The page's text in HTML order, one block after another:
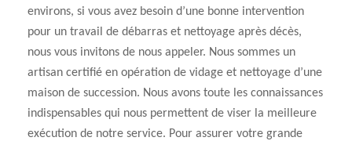
environs, si vous avez besoin d’une bonne intervention
pour un travail de débarras et nettoyage après décès,
nous vous invitons de nous appeler. Nous sommes un
artisan certifié en opération de vidage et nettoyage d’une
maison de succession. Nous avons toute les connaissances
indispensables qui nous permettent de viser la meilleure
exécution de notre service. Pour assurer votre grande